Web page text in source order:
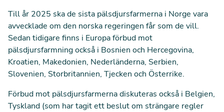
Till år 2025 ska de sista pälsdjursfarmerna i Norge vara
avvecklade om den norska regeringen får som de vill.
Sedan tidigare finns i Europa förbud mot
pälsdjursfarmning också i Bosnien och Hercegovina,
Kroatien, Makedonien, Nederländerna, Serbien,
Slovenien, Storbritannien, Tjecken och Österrike.
Förbud mot pälsdjursfarmerna diskuteras också i Belgien,
Tyskland (som har tagit ett beslut om strängare regler